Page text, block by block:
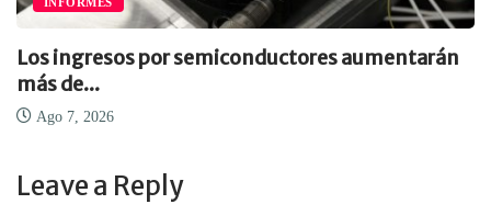
Los ingresos por semiconductores aumentarán
más de...
Ago 7, 2026
Leave a Reply